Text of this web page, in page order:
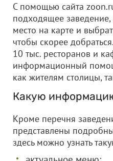
С помощью сайта
подходящее заведение,
место на карте и
чтобы скорее
10 тыс. ресторанов и
информационный
как жителям столицы,
Какую
Кроме перечня
представлены
здесь можно узнать